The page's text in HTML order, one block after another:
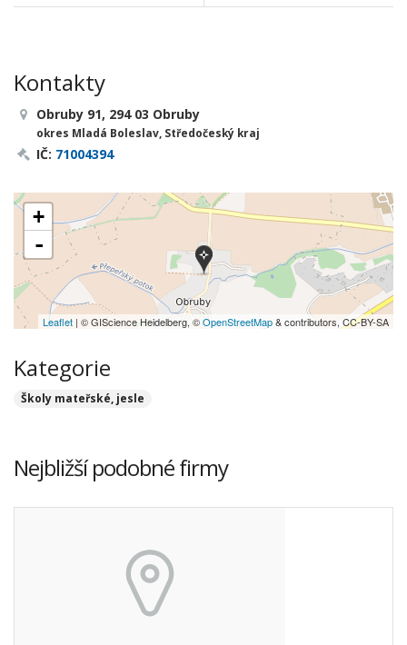
Kontakty
Obruby 91, 294 03 Obruby
okres Mladá Boleslav, Středočeský kraj
IČ: 71004394
+
-
Leaflet | © GIScience Heidelberg, ©OpenStreetMap& contributors, CC-BY-SA
Kategorie
Školy mateřské, jesle
Nejbližší podobné firmy